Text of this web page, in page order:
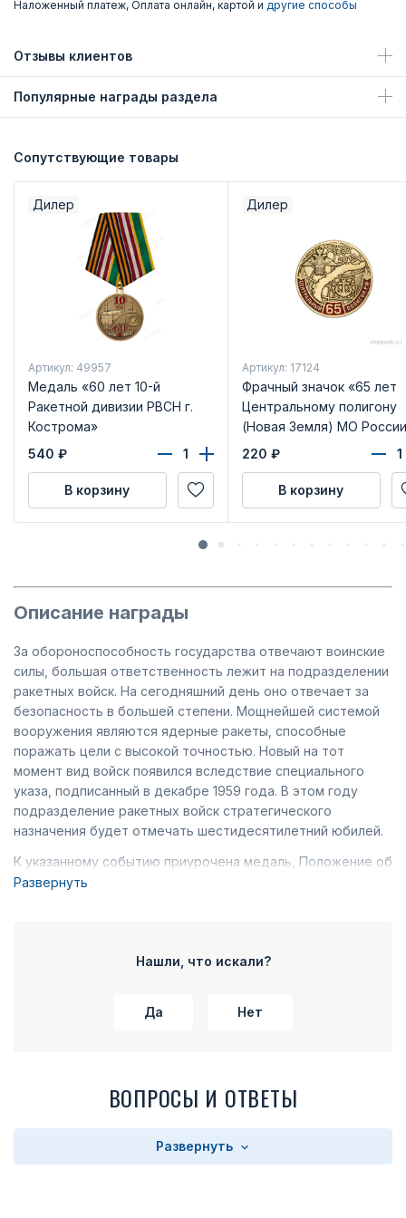
Наложенный платеж, Оплата онлайн, картой и другие способы
Отзывы клиентов
Популярные награды раздела
Сопутствующие товары
Дилер
Артикул: 49957
Медаль «60 лет 10-й
Ракетной дивизии РВСН г.
Кострома»
540 ₽
В корзину
Дилер
Артикул: 17124
Фрачный значок «65 лет
Центральному полигону
(Новая Земля) МО
220 ₽
В корзину
Описание награды
За обороноспособность государства отвечают воинские
силы, большая ответственность лежит на подразделении
ракетных войск. На сегодняшний день оно отвечает за
безопасность в большей степени. Мощнейшей системой
вооружения являются ядерные ракеты, способные
поражать цели с высокой точностью. Новый на тот
момент вид войск появился вследствие специального
указа, подписанный в декабре 1959 года. В этом году
подразделение ракетных войск стратегического
назначения будет отмечать шестидесятилетний юбилей.
К указанному событию приурочена медаль, Положение об
учреждении которой можно просмотреть
Юбилейная медаль к 60-летию
назначения РФ
Развернуть
Нашли, что искали?
Да Нет
ВОПРОСЫ И ОТВЕТЫ
Развернуть